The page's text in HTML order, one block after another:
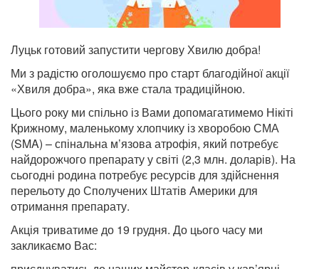
Луцьк готовий запустити чергову Хвилю добра!
Ми з радістю оголошуємо про старт благодійної акції
«Хвиля добра», яка вже стала традиційною.
Цього року ми спільно із Вами допомагатимемо Нікіті
Крижному, маленькому хлопчику із хворобою СМА
(SMA) – спінальна м’язова атрофія, який потребує
найдорожчого препарату у світі (2,3 млн. доларів). На
сьогодні родина потребує ресурсів для здійснення
перельоту до Сполучених Штатів Америки для
отримання препарату.
Акція триватиме до 19 грудня. До цього часу ми
закликаємо Вас: